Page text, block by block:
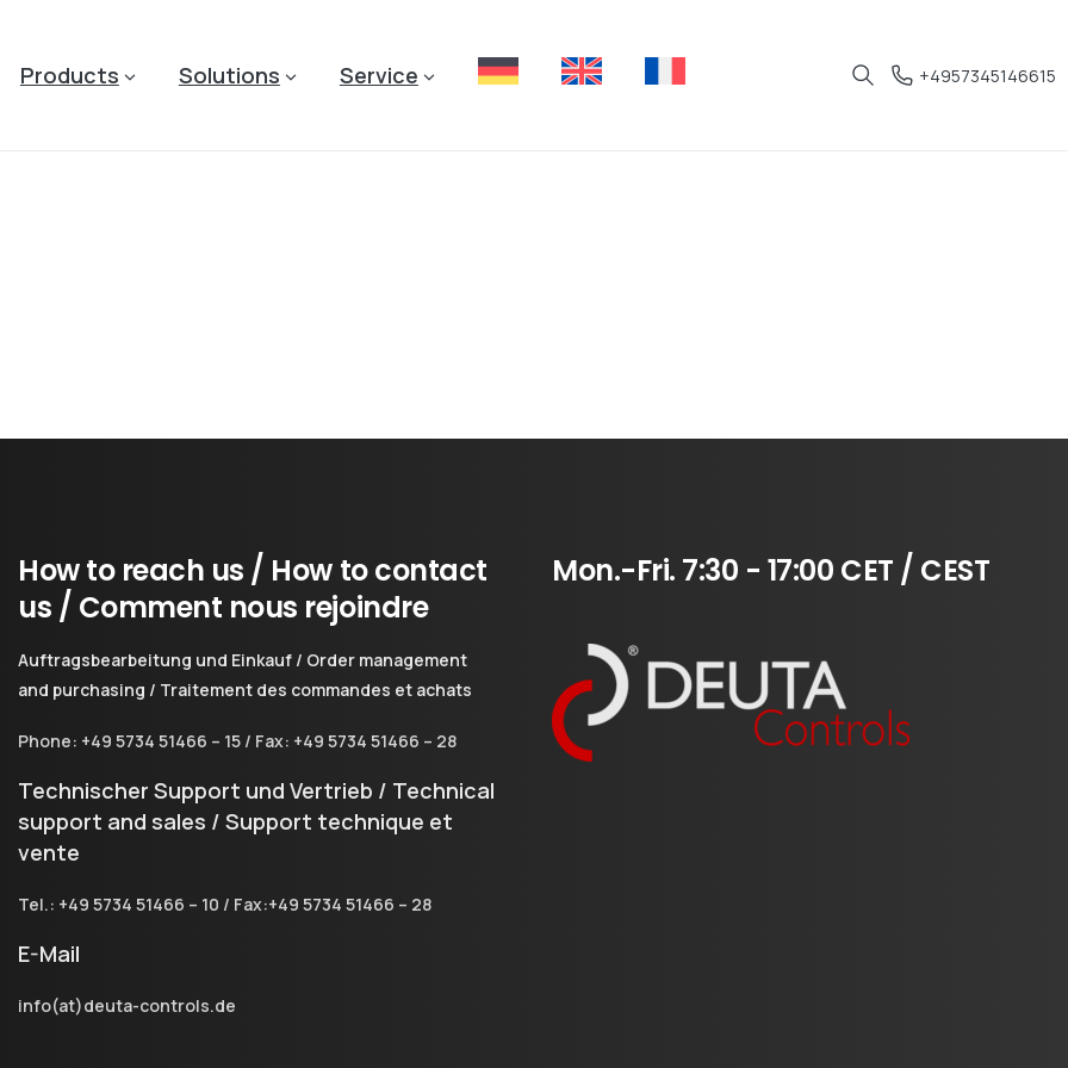
Products Solutions Service +4957345146615
Howto reach us / How tocontact
us / Comment nous rejoindre
Auftragsbearbeitung und Einkauf / Order management
and purchasing / Traitement des commandes et achats
Phone: +49 5734 51466 – 15 / Fax: +49 5734 51466 – 28
Technischer Support und Vertrieb / Technical
support and sales / Support technique et
vente
Tel.: +49 5734 51466 – 10 / Fax:+49 5734 51466 – 28
E-Mail
info(at)deuta-controls.de
Mon.-Fri. 7:30 - 17:00 CET / CEST